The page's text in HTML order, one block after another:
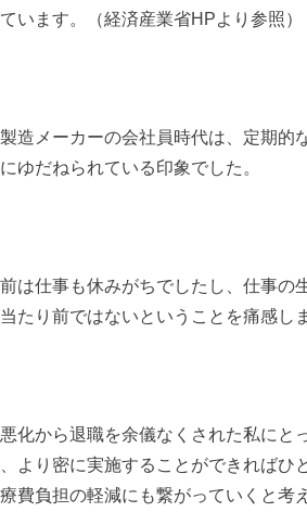
います。（経済産業省HPより参照）
造メーカーの会社員時代は、定期的
ゆだねられている印象でした。
は仕事も休みがちでしたし、仕事の
たり前ではないということを痛感し
化から退職を余儀なくされた私に
より密に実施することができればひ
費負担の軽減にも繋がっていくと考